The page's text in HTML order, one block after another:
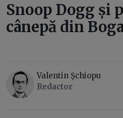
Snoop Dogg și
cânepă din
Valentin Șchiopu
Redactor